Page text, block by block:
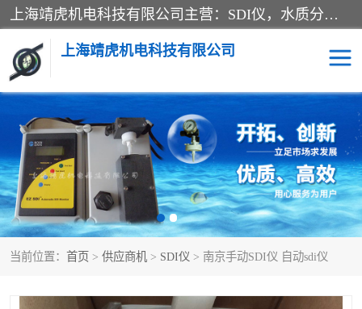
上海靖虎机电科技有限公司主营：SDI仪，水质分析仪，水质检测仪产品；上海靖虎机电科技有限公司在专业制造和研发等方面的强大的平台优势，利用自身在自动化仪表、自控系统及环保监测仪器的专长，以优良的技术，优越的产品质量和良好的服务质量与广大客户真诚合作。
上海靖虎机电科技有限公司
当前位置： 首页 > 供应商机 > SDI仪 > 南京手动SDI仪 自动sdi仪
SDI仪 过滤膜过滤纸
PH电导测试笔 水质分析仪
水质检测仪 电导测试笔
PH电导测试仪